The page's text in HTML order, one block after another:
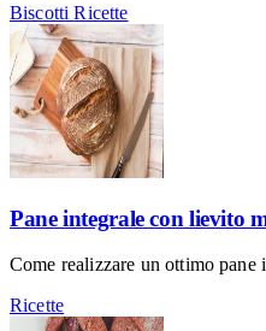
BiscottiRicette
Pane integrale con lievito
Come realizzare un ottimo
Ricette